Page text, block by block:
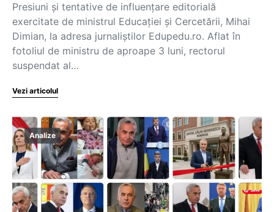
Presiuni și tentative de influențare editorială
exercitate de ministrul Educației și Cercetării, Mihai
Dimian, la adresa jurnaliștilor Edupedu.ro. Aflat în
fotoliul de ministru de aproape 3 luni, rectorul
suspendat al…
Vezi articolul
Analize